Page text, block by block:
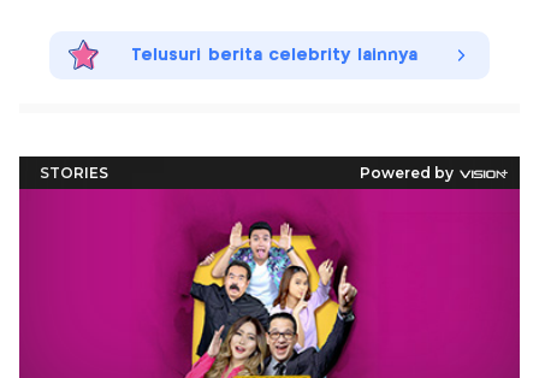
Telusuri berita celebrity lainnya